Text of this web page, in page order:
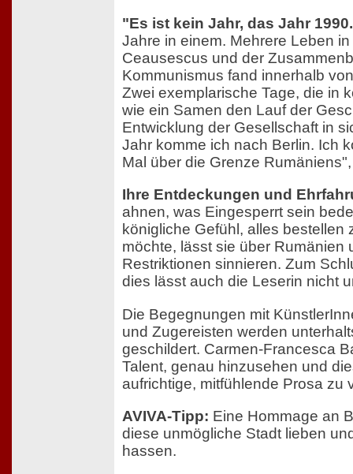
"Es ist kein Jahr, das Jahr 1990.
Jahre in einem. Mehrere Leben
Ceausescus und der
Kommunismus fand innerhalb
Zwei exemplarische Tage, die in
wie ein Samen den Lauf der
Entwicklung der Gesellschaft in
Jahr komme ich nach Berlin. Ich
Mal über die Grenze
Ihre Entdeckungen und
ahnen, was Eingesperrt sein
königliche Gefühl, alles bestellen
möchte, lässt sie über Rumänien
Restriktionen sinnieren. Zum
dies lässt auch die Leserin nicht
Die Begegnungen mit
und Zugereisten werden
geschildert. Carmen-Francesca
Talent, genau hinzusehen und
aufrichtige, mitfühlende Prosa zu
AVIVA-Tipp: Eine Hommage an
diese unmögliche Stadt lieben
hassen.